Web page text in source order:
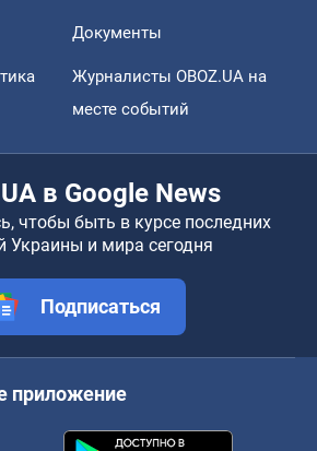
Документы
Журналисты OBOZ.UA на
месте событий
в Google News
чтобы быть в курсе последних
Украины и мира сегодня
Подписаться
приложение